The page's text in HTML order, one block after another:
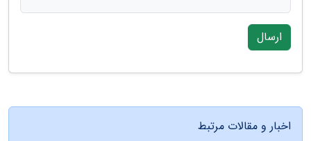
ارسال
اخبار و مقالات مرتبط